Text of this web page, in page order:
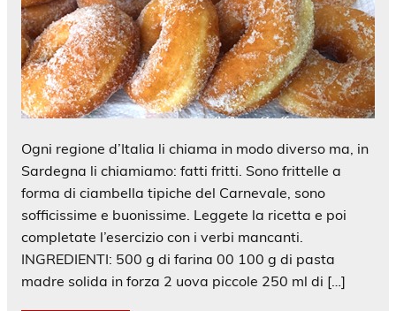
Ogni regione d’Italia li chiama in modo diverso ma, in
Sardegna li chiamiamo: fatti fritti. Sono frittelle a
forma di ciambella tipiche del Carnevale, sono
sofficissime e buonissime. Leggete la ricetta e poi
completate l’esercizio con i verbi mancanti.
INGREDIENTI: 500 g di farina 00 100 g di pasta
madre solida in forza 2 uova piccole 250 ml di […]